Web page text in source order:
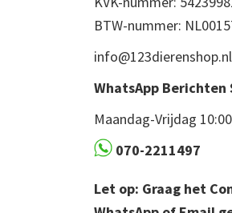
BTW-nummer:
info@123dierenshop.nl
WhatsApp Berichten
Maandag-Vrijdag
070-2211497
Let op: Graag het